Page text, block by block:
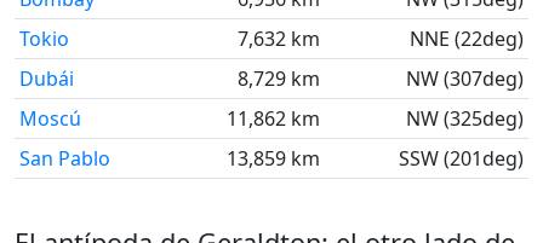
Tokio
7,632 km
NNE (22deg)
Dubái
8,729 km
NW (307deg)
Moscú
11,862 km
NW (325deg)
San Pablo
13,859 km SSW (201deg)